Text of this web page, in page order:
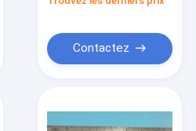
d'écarteur de tuyau
Contactez